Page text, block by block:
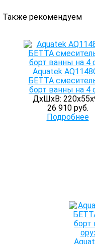
Также рекомендуем
Aquatek
БЕТТА
борт ванны на 4
ДхШхВ:
26 910 руб.
Подробнее